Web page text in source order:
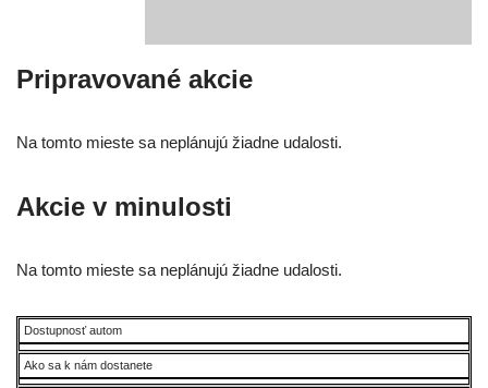
Pripravované akcie
Na tom­to mies­te sa neplá­nu­jú žiad­ne udalosti.
Akcie v minulosti
Na tom­to mies­te sa neplá­nu­jú žiad­ne udalosti.
Dostupnosť autom
Ako sa k nám dostanete